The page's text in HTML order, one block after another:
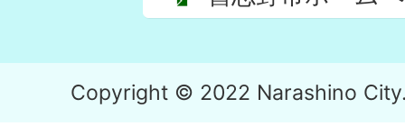
Copyright © 2022 Narashino